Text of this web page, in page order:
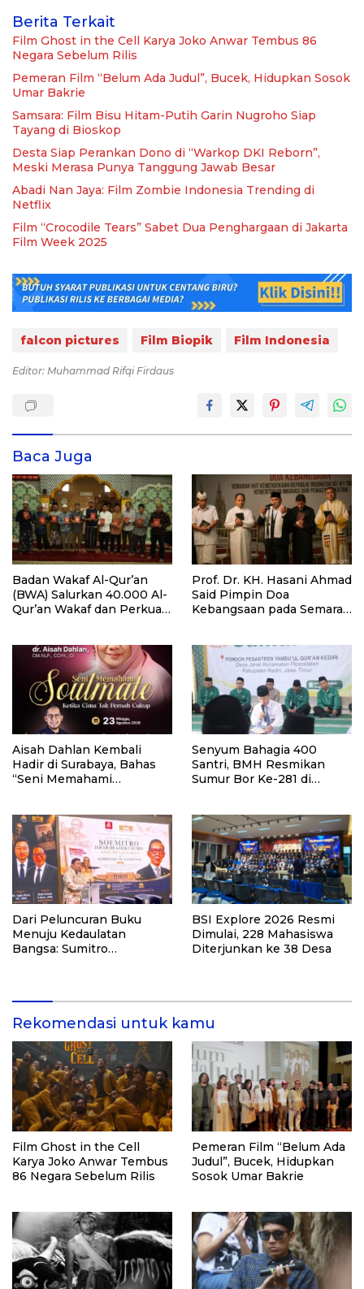
Berita Terkait
Film Ghost in the Cell Karya Joko Anwar Tembus 86
Negara Sebelum Rilis
Pemeran Film “Belum Ada Judul”, Bucek, Hidupkan Sosok
Umar Bakrie
Samsara: Film Bisu Hitam-Putih Garin Nugroho Siap
Tayang di Bioskop
Desta Siap Perankan Dono di “Warkop DKI Reborn”,
Meski Merasa Punya Tanggung Jawab Besar
Abadi Nan Jaya: Film Zombie Indonesia Trending di
Netflix
Film “Crocodile Tears” Sabet Dua Penghargaan di Jakarta
Film Week 2025
falcon pictures Film Biopik Film Indonesia
Editor: Muhammad Rifqi Firdaus
Baca Juga
Badan Wakaf Al-Qur’an
(BWA) Salurkan 40.000 Al-
Qur’an Wakaf dan Perkuat
Prof. Dr. KH. Hasani Ahmad
Said Pimpin Doa
Kebangsaan pada Semarak
dan Pemasyarakatan RI
Aisah Dahlan Kembali
Hadir di Surabaya, Bahas
“Seni Memahami
Senyum Bahagia 400
Santri, BMH Resmikan
Sumur Bor Ke-281 di
Dari Peluncuran Buku
Menuju Kedaulatan
Bangsa: Sumitro
Indonesia Emas 2045
BSI Explore 2026 Resmi
Dimulai, 228 Mahasiswa
Diterjunkan ke 38 Desa
Rekomendasi untuk kamu
Film Ghost in the Cell
Karya Joko Anwar Tembus
86 Negara Sebelum Rilis
Pemeran Film “Belum Ada
Judul”, Bucek, Hidupkan
Sosok Umar Bakrie